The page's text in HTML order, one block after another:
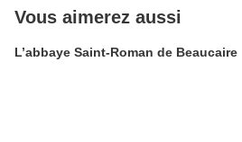
Vous aimerez aussi
L’abbaye Saint-Roman de Beaucaire